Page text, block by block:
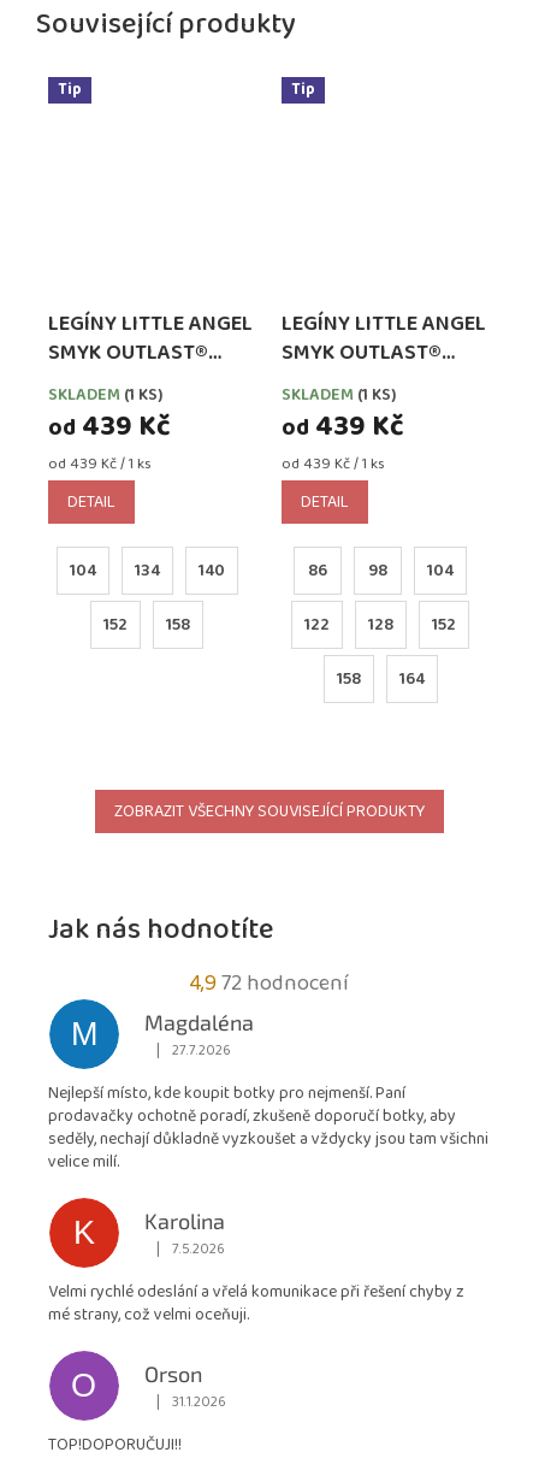
Související produkty
Tip
LEGÍNY LITTLE ANGEL
SMYK OUTLAST®
ČERNÉ
SKLADEM (1 KS)
od 439 Kč
Měrná
cena:
od 439 Kč / 1 ks
DETAIL
104 134 140
152 158
Tip
LEGÍNY LITTLE ANGEL
SMYK OUTLAST®
ŠEDÝ MELÍR
SKLADEM (1 KS)
od 439 Kč
Měrná
cena:
od 439 Kč / 1 ks
DETAIL
86 98 104
122 128 152
158 164
ZOBRAZIT VŠECHNY SOUVISEJÍCÍ PRODUKTY
Jak nás hodnotíte
4,9Průměrné
hodnocení
obchodu
4,9
z
72 hodnocení
M
Magdaléna
Hodnocení obchodu je 5 z 5 hvězdiček.
| 27.7.2026
Nejlepší místo, kde koupit botky pro nejmenší. Paní
prodavačky ochotně poradí, zkušeně doporučí botky, aby
seděly, nechají důkladně vyzkoušet a vždycky jsou tam všichni
velice milí.
K
Karolina
Hodnocení obchodu je 5 z 5 hvězdiček.
| 7.5.2026
Velmi rychlé odeslání a vřelá komunikace při řešení chyby z
mé strany, což velmi oceňuji.
O
Orson
Hodnocení obchodu je 5 z 5 hvězdiček.
| 31.1.2026
TOP!DOPORUČUJI!!